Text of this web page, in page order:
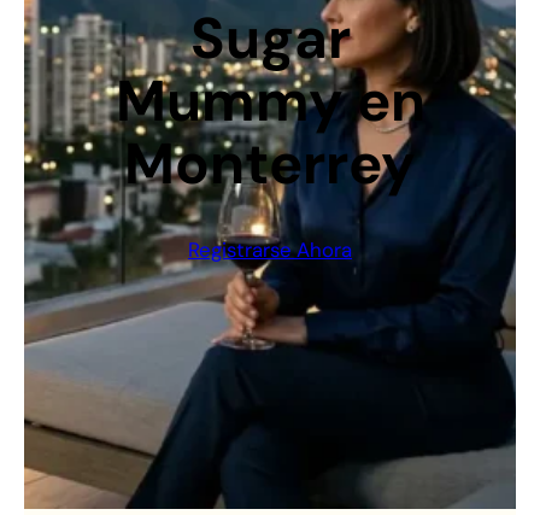
Sugar
Mummy en
Monterrey
Registrarse Ahora